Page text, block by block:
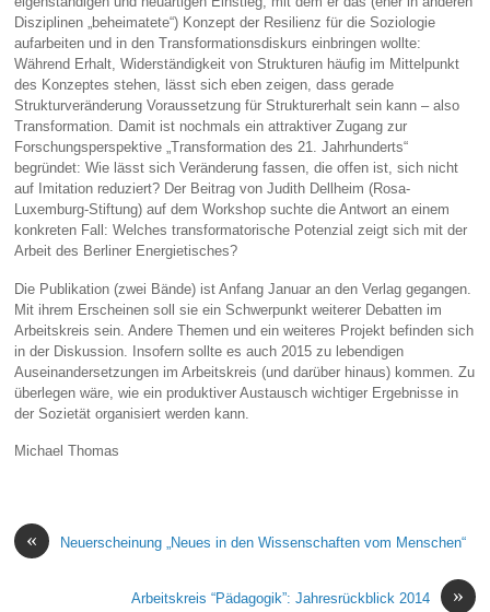
Disziplinen „beheimatete“) Konzept der Resilienz für die Soziologie
aufarbeiten und in den Transformationsdiskurs einbringen wollte:
Während Erhalt, Widerständigkeit von Strukturen häufig im Mittelpunkt
des Konzeptes stehen, lässt sich eben zeigen, dass gerade
Strukturveränderung Voraussetzung für Strukturerhalt sein kann – also
Transformation. Damit ist nochmals ein attraktiver Zugang zur
Forschungsperspektive „Transformation des 21. Jahrhunderts“
begründet: Wie lässt sich Veränderung fassen, die offen ist, sich nicht
auf Imitation reduziert? Der Beitrag von Judith Dellheim (Rosa-
Luxemburg-Stiftung) auf dem Workshop suchte die Antwort an einem
konkreten Fall: Welches transformatorische Potenzial zeigt sich mit der
Arbeit des Berliner Energietisches?
Die Publikation (zwei Bände) ist Anfang Januar an den Verlag gegangen.
Mit ihrem Erscheinen soll sie ein Schwerpunkt weiterer Debatten im
Arbeitskreis sein. Andere Themen und ein weiteres Projekt befinden sich
in der Diskussion. Insofern sollte es auch 2015 zu lebendigen
Auseinandersetzungen im Arbeitskreis (und darüber hinaus) kommen. Zu
überlegen wäre, wie ein produktiver Austausch wichtiger Ergebnisse in
der Sozietät organisiert werden kann.
Michael Thomas
« Neuerscheinung „Neues in den Wissenschaften vom Menschen“
»
Arbeitskreis “Pädagogik”: Jahresrückblick 2014